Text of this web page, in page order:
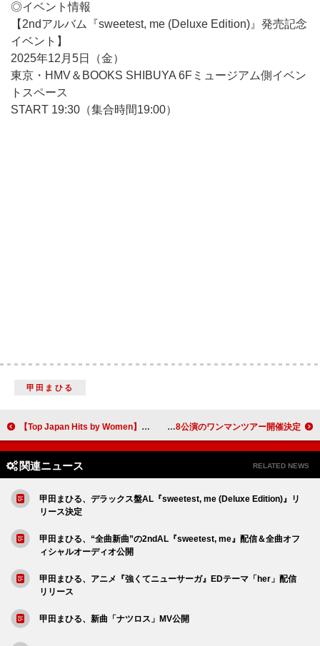
◎イベント情報
【2ndアルバム『sweetest, me (Deluxe Edition)』発売記念
イベント】
2025年12月5日（金）
東京・HMV＆BOOKS SHIBUYA 6Fミュージアム側イベン
トスペース
START 19:30（集合時間19:00）
甲田まひる
【Top Japan Hits by Women】NMB48「青春のデッドライン」など初登場でリストイン Conton Candy、8都市8公演のワンマンツアー開催決定
関連ニュース RELATED NEWS
甲田まひる、デラックス盤AL『sweetest, me (Deluxe Edition)』リ
リース決定
甲田まひる、“全曲新曲”の2ndAL『sweetest, me』配信＆全曲オフ
ィシャルオーディオ公開
甲田まひる、アニメ『強くてニューサーガ』EDテーマ「her」配信
リリース
甲田まひる、新曲「ナツロス」MV公開